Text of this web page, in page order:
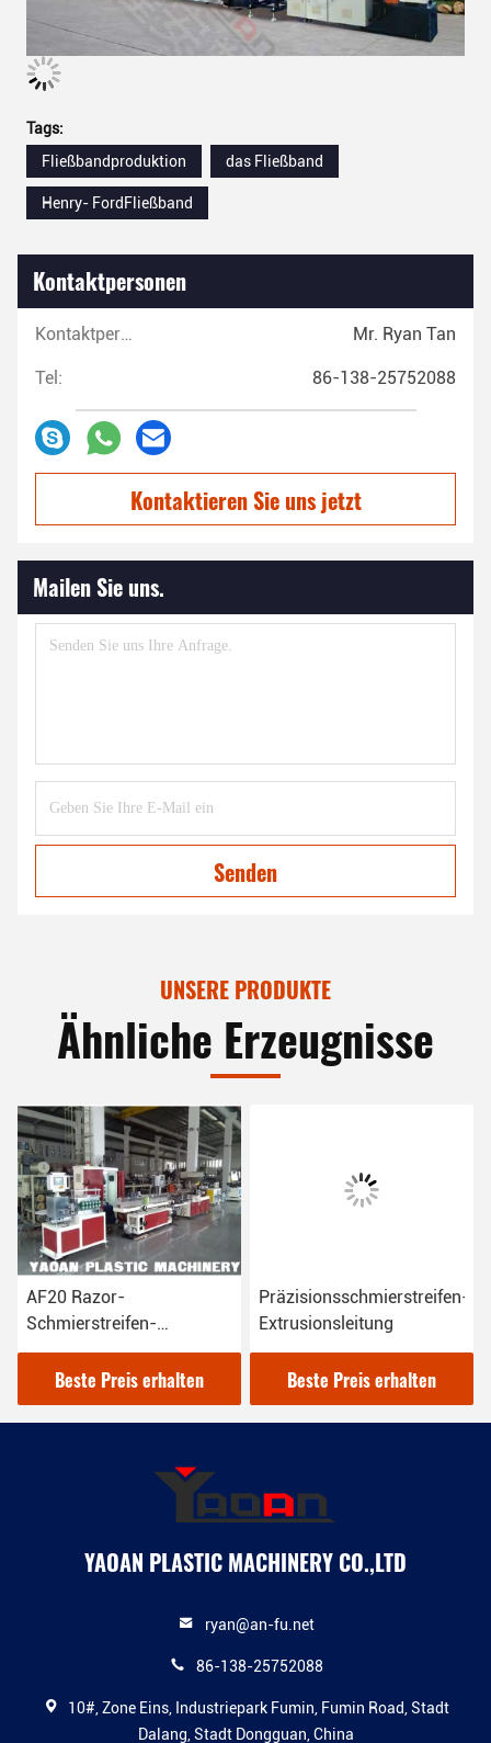
Tags:
Fließbandproduktion
das Fließband
Henry- FordFließband
Kontaktpersonen
Kontaktpersonen: Mr. Ryan Tan
Tel: 86-138-25752088
Kontaktieren Sie uns jetzt
Mailen Sie uns.
Senden
UNSERE PRODUKTE
Ähnliche Erzeugnisse
AF20 Razor-
Schmierstreifen-
Extrusions-Produktion
Beste Preis erhalten
Präzisionsschmierstreifen-
Extrusionsleitung
Beste Preis erhalten
YAOAN PLASTIC MACHINERY CO.,LTD
ryan@an-fu.net
86-138-25752088
10#, Zone Eins, Industriepark Fumin, Fumin Road, Stadt
Dalang, Stadt Dongguan, China